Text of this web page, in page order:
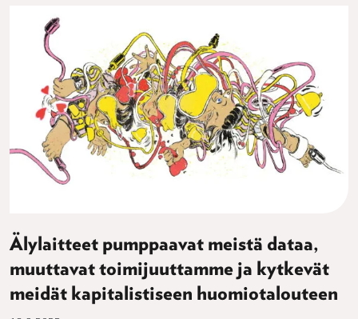
Älylaitteet pumppaavat meistä dataa,
muuttavat toimijuuttamme ja kytkevät
meidät kapitalistiseen huomiotalouteen